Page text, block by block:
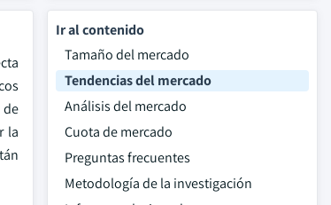
la
Ir al contenido
Tamaño del mercado
Tendencias del mercado
Análisis del mercado
Cuota de mercado
Preguntas frecuentes
Metodología de la investigación